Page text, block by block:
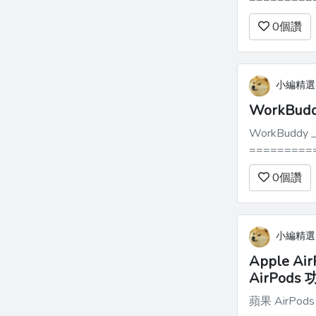
寫過這樣一篇文章。 從那之後實際用了超
0個讚
小編精
WorkBuddy
打造一個可
產品看起來...
0個讚
小編精
Apple
AirPods
蘋果